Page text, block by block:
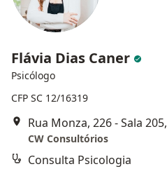
Flávia Dias Caner
Psicólogo
CFP SC 12/16319
Rua Monza, 226 - Sala
CW Consultórios
Consulta Psicologia